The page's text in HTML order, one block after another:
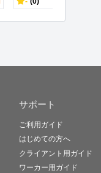
サポート
ご利用ガイド
はじめての方へ
クライアント用ガイド
ワーカー用ガイド